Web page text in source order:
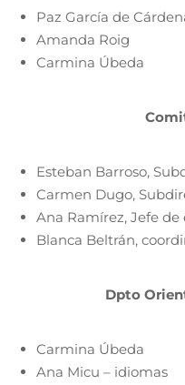
Paz García de
Amanda Roig
Carmina Úbeda
Esteban Barroso,
Carmen Dugo,
Ana Ramírez, Jefe de
Blanca Beltrán,
Dpto
Carmina Úbeda
Ana Micu – idiomas